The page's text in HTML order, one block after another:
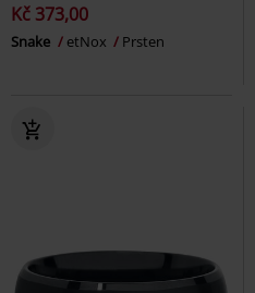
Kč 373,00
Snake etNox Prsten